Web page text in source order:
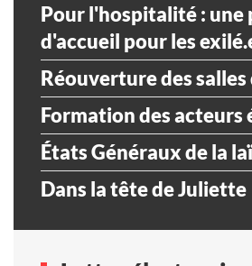
Pour l'hospitalité :
d'accueil pour les
Réouverture des salles
Formation des acteurs
États Généraux de la
Dans la tête de Juliette